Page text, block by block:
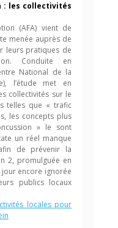
: les collectivités
(AFA) vient de
menée auprès de
leurs pratiques de
Conduite en
National de la
l’étude met en
collectivités sur le
telles que « trafic
les concepts plus
» le sont
un réel manque
de prévenir la
2, promulguée en
encore ignorée
publics locaux
locales pour